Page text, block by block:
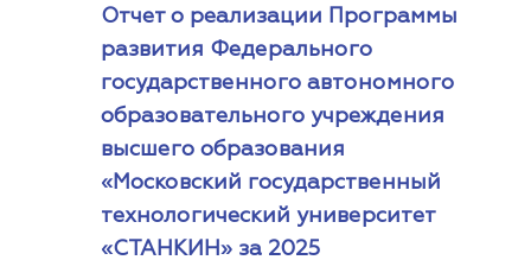
Отчет о реализации Программы
развития Федерального
государственного автономного
образовательного учреждения
высшего образования
«Московский государственный
технологический университет
«СТАНКИН» за 2025